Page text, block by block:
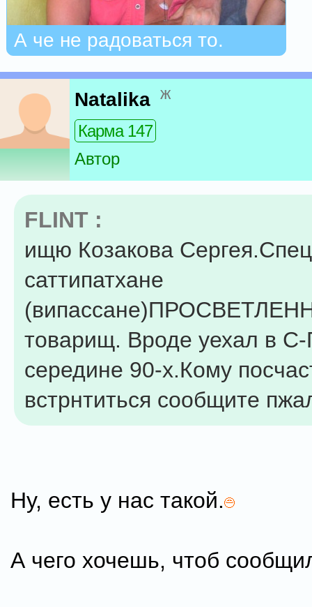
А че не радоваться то.
Natalika ж
Карма 147
Автор
FLINT :
ищю Козакова
саттипатхане
товарищ. Вроде уехал в С-
середине 90-х.Кому
встрнтиться сообщите
Ну, есть у нас такой.
А чего хочешь, чтоб